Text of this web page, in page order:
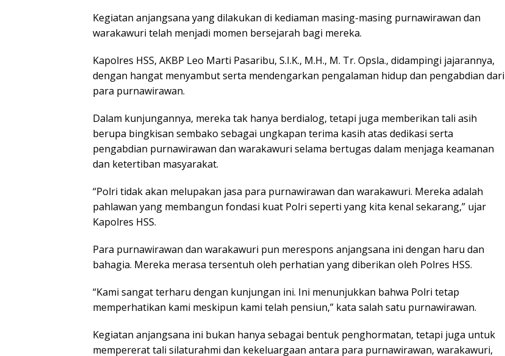
o
k
p
p
Kegiatan anjangsana yang dilakukan di kediaman masing-masing purnawirawan dan
warakawuri telah menjadi momen bersejarah bagi mereka.
Kapolres HSS, AKBP Leo Marti Pasaribu, S.I.K., M.H., M. Tr. Opsla., didampingi jajarannya,
dengan hangat menyambut serta mendengarkan pengalaman hidup dan pengabdian dari
para purnawirawan.
Dalam kunjungannya, mereka tak hanya berdialog, tetapi juga memberikan tali asih
berupa bingkisan sembako sebagai ungkapan terima kasih atas dedikasi serta
pengabdian purnawirawan dan warakawuri selama bertugas dalam menjaga keamanan
dan ketertiban masyarakat.
“Polri tidak akan melupakan jasa para purnawirawan dan warakawuri. Mereka adalah
pahlawan yang membangun fondasi kuat Polri seperti yang kita kenal sekarang,” ujar
Kapolres HSS.
Para purnawirawan dan warakawuri pun merespons anjangsana ini dengan haru dan
bahagia. Mereka merasa tersentuh oleh perhatian yang diberikan oleh Polres HSS.
“Kami sangat terharu dengan kunjungan ini. Ini menunjukkan bahwa Polri tetap
memperhatikan kami meskipun kami telah pensiun,” kata salah satu purnawirawan.
Kegiatan anjangsana ini bukan hanya sebagai bentuk penghormatan, tetapi juga untuk
mempererat tali silaturahmi dan kekeluargaan antara para purnawirawan, warakawuri,